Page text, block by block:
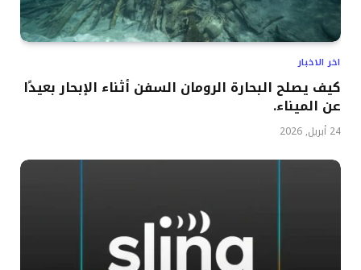
اخر الاخبار
كيف يصلح البحارة الرومان السفن أثناء الإبحار بعيدًا
عن الميناء.
24 أبريل, 2026